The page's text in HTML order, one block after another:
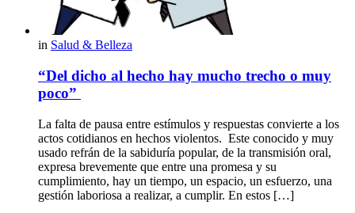
in Salud & Belleza
“Del dicho al hecho hay mucho trecho o muy
poco”
La falta de pausa entre estímulos y respuestas convierte a los
actos cotidianos en hechos violentos. Este conocido y muy
usado refrán de la sabiduría popular, de la transmisión oral,
expresa brevemente que entre una promesa y su
cumplimiento, hay un tiempo, un espacio, un esfuerzo, una
gestión laboriosa a realizar, a cumplir. En estos […]